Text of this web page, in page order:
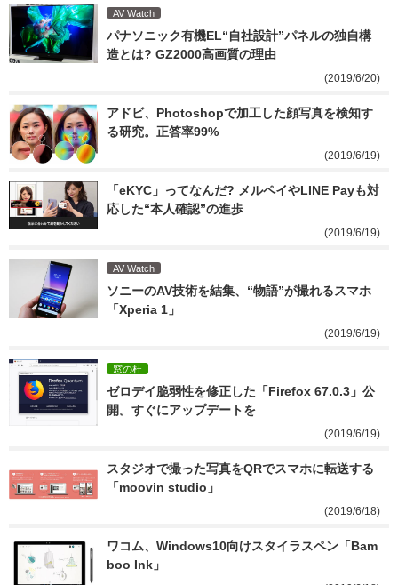
AV Watch
パナソニック有機EL“自社設計”パネルの独自構
造とは? GZ2000高画質の理由
(2019/6/20)
アドビ、Photoshopで加工した顔写真を検知す
る研究。正答率99%
(2019/6/19)
「eKYC」ってなんだ? メルペイやLINE Payも対
応した“本人確認”の進歩
(2019/6/19)
AV Watch
ソニーのAV技術を結集、“物語”が撮れるスマホ
「Xperia 1」
(2019/6/19)
窓の杜
ゼロデイ脆弱性を修正した「Firefox 67.0.3」公
開。すぐにアップデートを
(2019/6/19)
スタジオで撮った写真をQRでスマホに転送する
「moovin studio」
(2019/6/18)
ワコム、Windows10向けスタイラスペン「Bam
boo Ink」